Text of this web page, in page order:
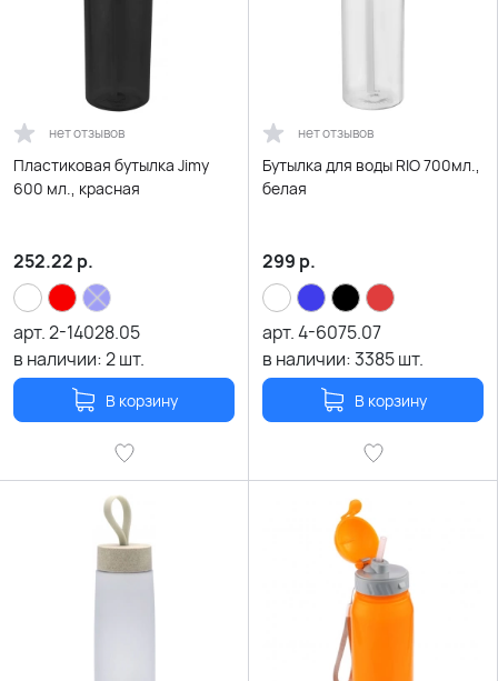
нет отзывов
Пластиковая бутылка Jimy
600 мл., красная
252.22 р.
арт.2-14028.05
в наличии:2шт.
В корзину
нет отзывов
Бутылка для воды RIO 700мл.,
белая
299 р.
арт.4-6075.07
в наличии:3385шт.
В корзину